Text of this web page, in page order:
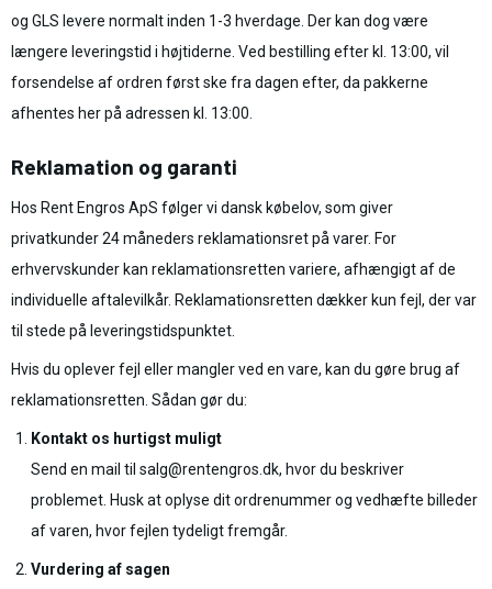
og GLS levere normalt inden 1-3 hverdage. Der kan dog være
længere leveringstid i højtiderne. Ved bestilling efter kl. 13:00, vil
forsendelse af ordren først ske fra dagen efter, da pakkerne
afhentes her på adressen kl. 13:00.
Reklamation og garanti
Hos Rent Engros ApS følger vi dansk købelov, som giver
privatkunder 24 måneders reklamationsret på varer. For
erhvervskunder kan reklamationsretten variere, afhængigt af de
individuelle aftalevilkår. Reklamationsretten dækker kun fejl, der var
til stede på leveringstidspunktet.
Hvis du oplever fejl eller mangler ved en vare, kan du gøre brug af
reklamationsretten. Sådan gør du:
Kontakt os hurtigst muligt
Send en mail til salg@rentengros.dk, hvor du beskriver
problemet. Husk at oplyse dit ordrenummer og vedhæfte billeder
af varen, hvor fejlen tydeligt fremgår.
Vurdering af sagen